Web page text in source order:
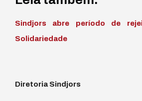
Sindjors abre período de
Solidariedade
Diretoria Sindjors